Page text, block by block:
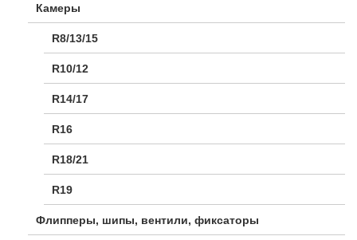
Камеры
R8/13/15
R10/12
R14/17
R16
R18/21
R19
Флипперы, шипы, вентили, фиксаторы